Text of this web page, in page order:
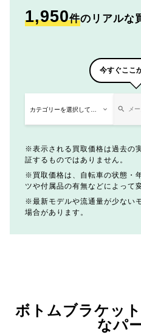
1,950件のリアルな
今すぐここ
表示される買取価格は過去の
証するものではありません。
買取価格は、自転車の状態・
ツや付属品の有無などによって
最新モデルや流通量が少ない
場合があります。
ボトムブラケッ
なパ